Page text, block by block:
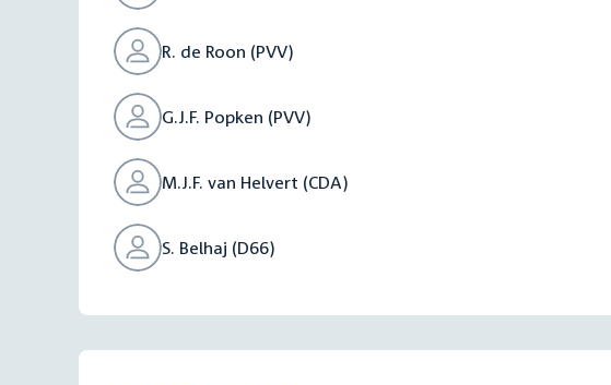
R. de Roon (PVV)
G.J.F. Popken (PVV)
M.J.F. van Helvert (CDA)
S. Belhaj (D66)